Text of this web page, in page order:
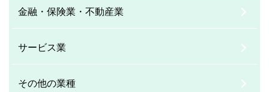
金融・保険業・不動産業
サービス業
その他の業種